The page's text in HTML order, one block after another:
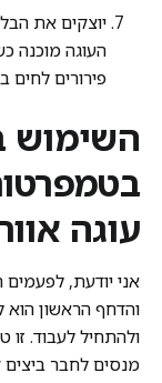
העוגה מוכנה
פירורים לחים
השימוש
עוגה
אני יודעת,
והדחף הראשון הוא
ולהתחיל לעבוד.
מנסים לחבר